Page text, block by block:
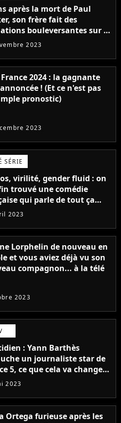
après la mort de Paul
son frère fait des
bouleversantes sur la
des acteurs de Fast and
2023
2024 : la gagnante
! (Et ce n'est pas
pronostic)
2023
SÉRIE
virilité, gender fluid : on
trouvé une comédie
qui parle de tout ça
super ringarde
2023
Lorphelin de nouveau en
et vous aviez déjà vu son
compagnon... à la télé
2023
: Yann Barthès
un journaliste star de
5, ce que cela va changer
2023
Ortega furieuse après les